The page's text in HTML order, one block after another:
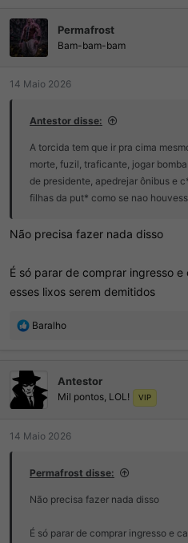
Permafrost
Bam-bam-bam
14 Maio 2026
Antestor disse:
A torcida tem que ir pra cima
morte, fuzil, traficante, jogar
de presidente, apedrejar ônibus e
filhas da put* como se nao
Não precisa fazer nada disso
É só parar de comprar ingresso
esses lixos serem demitidos
R
ç
õ
e
s
Baralho
Antestor
Mil pontos, LOL! VIP
14 Maio 2026
Permafrost disse:
Não precisa fazer nada disso
É só parar de comprar ingresso e